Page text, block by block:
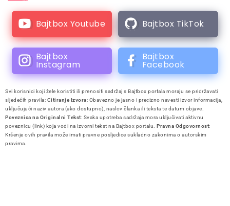
Bajtbox Youtube Bajtbox TikTok
Bajtbox
Instagram
Bajtbox
Facebook
Svi korisnici koji žele koristiti ili prenositi sadržaj s Bajtbox portala moraju se pridržavati
sljedećih pravila: Citiranje Izvora: Obavezno je jasno i precizno navesti izvor informacija,
uključujući naziv autora (ako dostupno), naslov članka ili teksta te datum objave.
Poveznica na Originalni Tekst: Svaka upotreba sadržaja mora uključivati aktivnu
poveznicu (link) koja vodi na izvorni tekst na Bajtbox portalu. Pravna Odgovornost:
Kršenje ovih pravila može imati pravne posljedice sukladno zakonima o autorskim
pravima.